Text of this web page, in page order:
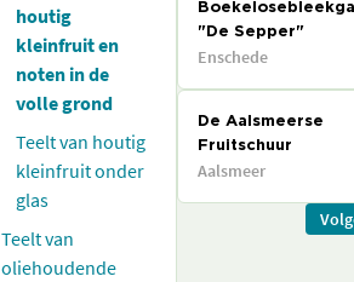
houtig
kleinfruit en
noten in de
volle grond
Teelt van houtig
kleinfruit onder
glas
Teelt van
oliehoudende
"De Sepper"
Enschede
De Aalsmeerse
Fruitschuur
Aalsmeer